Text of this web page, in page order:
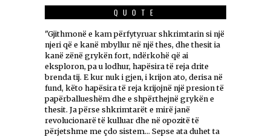
QUOTE
"Gjithmonë e kam përfytyruar shkrimtarin si një
njeri që e kanë mbyllur në një thes, dhe thesit ia
kanë zënë grykën fort, ndërkohë që ai
eksploron, pa u lodhur, hapësira të reja drite
brenda tij. E kur nuk i gjen, i krijon ato, derisa në
fund, këto hapësira të reja krijojnë një presion të
papërballueshëm dhe e shpërthejnë grykën e
thesit. Ja përse shkrimtarët e mirë janë
revolucionarë të kulluar dhe në opozitë të
përjetshme me çdo sistem... Sepse ata duhet ta